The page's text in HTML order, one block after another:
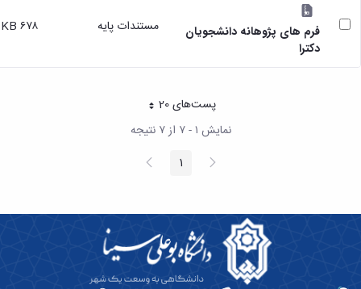
فرم های پژوهانه دانشجویان
دکترا
مستندات پایه ۶۷۸ KB
پست‌‌های 20هر صفحه
نمایش ۱ - ۷ از ۷ نتیجه
پیغام
قبلی صفحه1 صفحه
بعد